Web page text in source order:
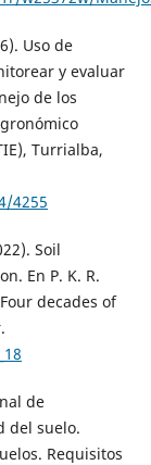
Uso de
y evaluar
de los
Turrialba,
4255
Soil
En P. K. R.
decades of
de
del suelo.
Requisitos